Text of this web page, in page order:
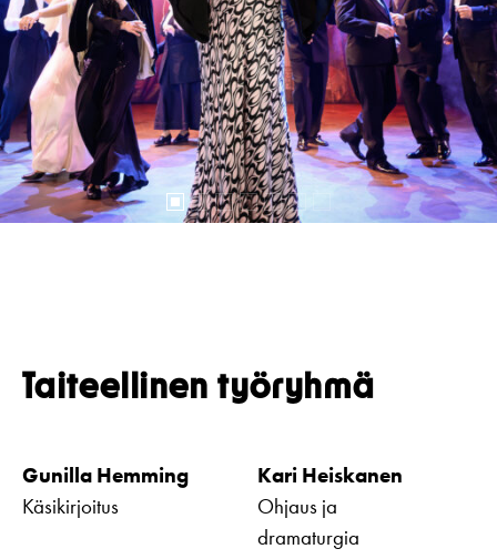
Taiteellinen työryhmä
Gunilla Hemming
Käsikirjoitus
Kari Heiskanen
Ohjaus ja
dramaturgia